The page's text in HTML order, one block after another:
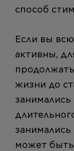
способ
Если вы
активны,
жизни до
может быть